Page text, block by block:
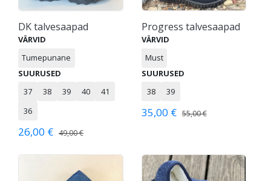
DK talvesaapad
VÄRVID
Tumepunane
SUURUSED
37
38 39 40
41
36
26,00 € 49,00 €
Progress talvesaapad
VÄRVID
Must
SUURUSED
38
39
35,00 € 55,00 €